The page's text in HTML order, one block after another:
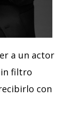
a un actor
filtro
con